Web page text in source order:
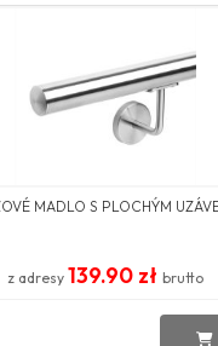
MADLO S PLOCHÝM
z adresy 139.90 zł brutto